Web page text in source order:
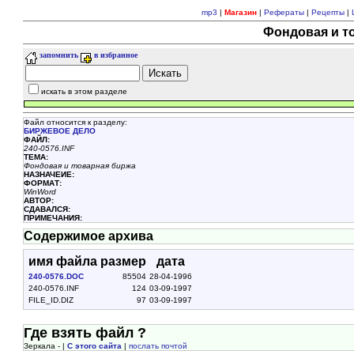
mp3 | Магазин| Рефераты| Рецепты|
Фондовая и
запомнить в избранное
искать в этом разделе
Файл относится к разделу:
БИРЖЕВОЕ ДЕЛО
ФАЙЛ:
240-0576.INF
ТЕМА:
Фондовая и товарная биржа
НАЗНАЧЕИЕ:
ФОРМАТ:
WinWord
АВТОР:
СДАВАЛСЯ:
ПРИМЕЧАНИЯ:
Содержимое архива
имя файла размер дата
240-0576.DOC 85504 28-04-1996
240-0576.INF
124 03-09-1997
FILE_ID.DIZ
97 03-09-1997
Где взять файл ?
Зеркала - |С этого сайта |послать почтой